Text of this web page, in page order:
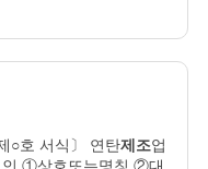
○호 서식〕 연탄제조업
인 ①상호또는명칭 ②대